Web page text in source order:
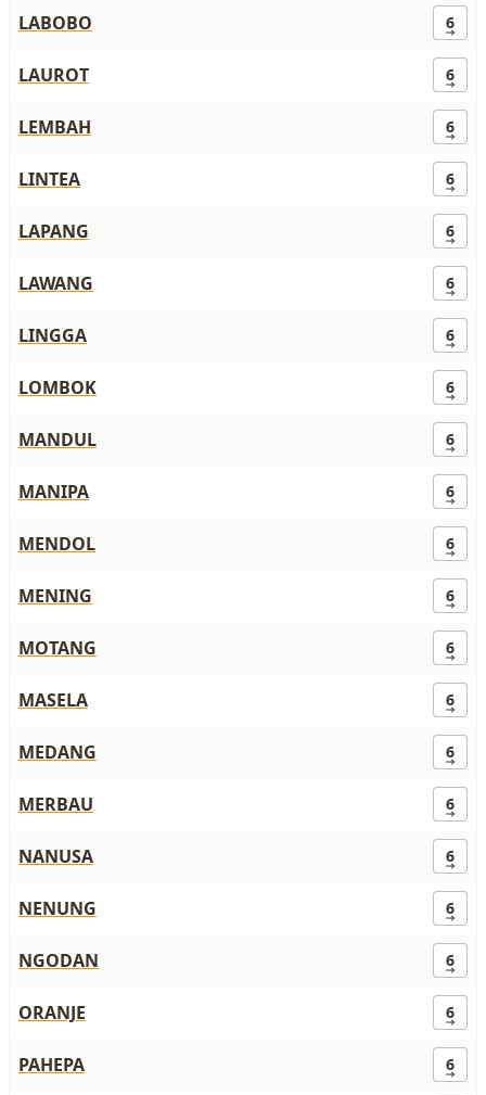
LABOBO 6
LAUROT 6
LEMBAH 6
LINTEA 6
LAPANG 6
LAWANG 6
LINGGA 6
LOMBOK 6
MANDUL 6
MANIPA 6
MENDOL 6
MENING 6
MOTANG 6
MASELA 6
MEDANG 6
MERBAU 6
NANUSA 6
NENUNG 6
NGODAN 6
ORANJE 6
PAHEPA 6